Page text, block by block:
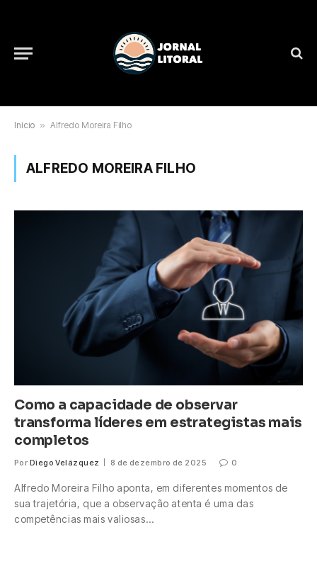
Início » Alfredo Moreira Filho
ALFREDO MOREIRA FILHO
Como a capacidade de observar
transforma líderes em estrategistas mais
completos
Por Diego Velázquez 8 de dezembro de 2025 0
Alfredo Moreira Filho aponta, em diferentes momentos de
sua trajetória, que a observação atenta é uma das
competências mais valiosas…